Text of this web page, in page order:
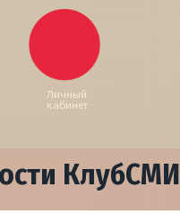
Личный
кабинет
КлубСМИ